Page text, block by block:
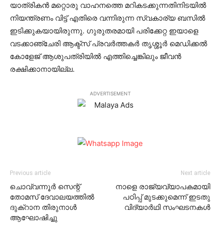
യാത്രികന്‍ മറ്റൊരു വാഹനത്തെ മറികടക്കുന്നതിനിടയില്‍
നിയന്ത്രണം വിട്ട് എതിരെ വന്നിരുന്ന സ്വകാര്യ ബസില്‍
ഇടിക്കുകയായിരുന്നു. ഗുരുതരമായി പരിക്കേറ്റ ഇയാളെ
വടക്കാഞ്ചേരി ആക്ട്‌സ് പ്രവര്‍ത്തകര്‍ തൃശ്ശൂര്‍ മെഡിക്കല്‍
കോളേജ് ആശുപത്രിയില്‍ എത്തിച്ചെങ്കിലും ജീവന്‍
രക്ഷിക്കാനായില്ല.
ADVERTISEMENT
Previous article
ചൊവ്വന്നൂര്‍ സെന്റ്
തോമസ് ദേവാലയത്തില്‍
ദുക്‌റാന തിരുനാള്‍
ആഘോഷിച്ചു
Next article
നാളെ രാജ്യവ്യാപകമായി
പഠിപ്പ് മുടക്കുമെന്ന് ഇടതു
വിദ്യാർഥി സംഘടനകൾ